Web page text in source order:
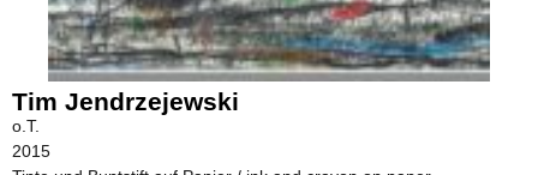
Tim Jendrzejewski
o.T.
2015